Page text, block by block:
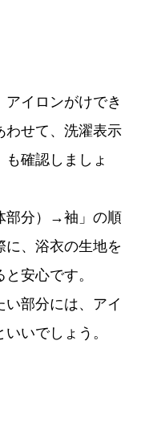
アイロンがけでき
わせて、洗濯表示
確認しましょ
部分）→袖」の順
に、浴衣の生地を
安心です。
い部分には、アイ
いでしょう。